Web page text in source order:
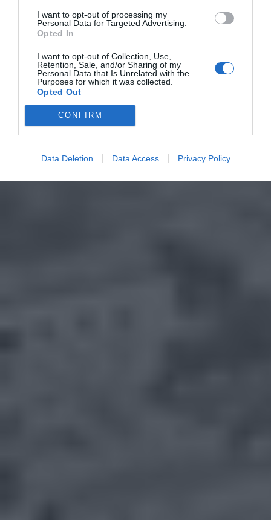
I want to opt-out of processing my
Personal Data for Targeted Advertising.
Opted In
I want to opt-out of Collection, Use,
Retention, Sale, and/or Sharing of my
Personal Data that Is Unrelated with the
Purposes for which it was collected.
Opted Out
CONFIRM
Data Deletion Data Access Privacy Policy